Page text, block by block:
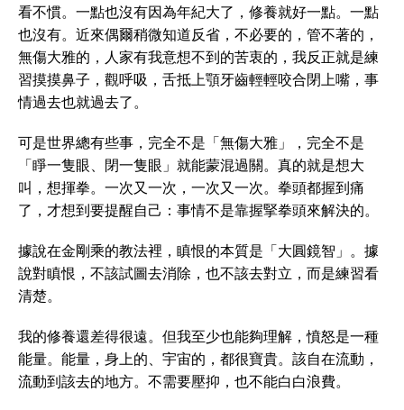
看不慣。一點也沒有因為年紀大了，修養就好一點。一點
也沒有。近來偶爾稍微知道反省，不必要的，管不著的，
無傷大雅的，人家有我意想不到的苦衷的，我反正就是練
習摸摸鼻子，觀呼吸，舌抵上顎牙齒輕輕咬合閉上嘴，事
情過去也就過去了。
可是世界總有些事，完全不是「無傷大雅」，完全不是
「睜一隻眼、閉一隻眼」就能蒙混過關。真的就是想大
叫，想揮拳。一次又一次，一次又一次。拳頭都握到痛
了，才想到要提醒自己：事情不是靠握掔拳頭來解決的。
據說在金剛乘的教法裡，瞋恨的本質是「大圓鏡智」。據
說對瞋恨，不該試圖去消除，也不該去對立，而是練習看
清楚。
我的修養還差得很遠。但我至少也能夠理解，憤怒是一種
能量。能量，身上的、宇宙的，都很寶貴。該自在流動，
流動到該去的地方。不需要壓抑，也不能白白浪費。